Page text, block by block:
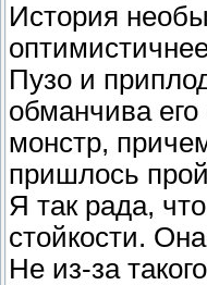
История
Пузо и
обманчива его
монстр,
пришлось
Я так рада,
стойкости.
Не из-за